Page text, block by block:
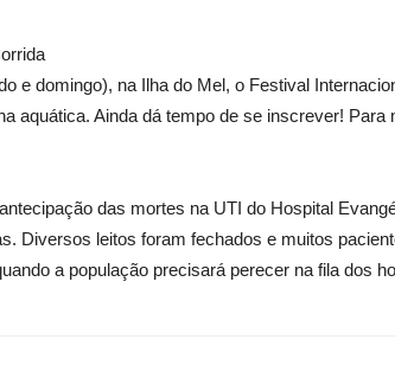
e domingo), na Ilha do Mel, o Festival
aquática. Ainda dá tempo de se inscrever!
das mortes na UTI do Hospital
Diversos leitos foram fechados e muitos
a população precisará perecer na fila dos